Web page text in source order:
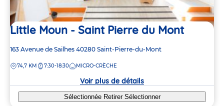
Little Moun - Saint Pierre du Mont
Adresse
la
163 Avenue de Sailhes 40280 Saint-Pierre-du-Mont
DISTANCE
74,7 KM 7:30-18:30 MICRO-CRÈCHE
Voir plus de détails
Sélectionnée Retirer Sélectionner